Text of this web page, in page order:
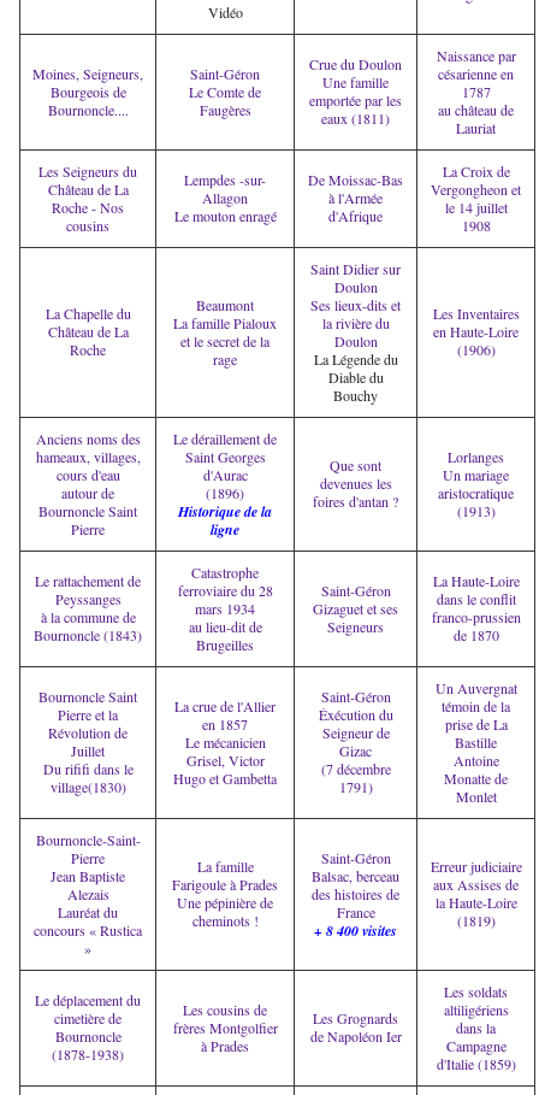
Vidéo
Moines, Seigneurs,
Bourgeois de
Bournoncle....
Saint-Géron
Le Comte de
Faugères
Crue du Doulon
Une famille
emportée par les
eaux (1811)
Naissance par
césarienne en
1787
au château de
Lauriat
Les Seigneurs du
Château de La
Roche - Nos
cousins
Lempdes -sur-
Allagon
Le mouton enragé
De Moissac-Bas
à l'Armée
d'Afrique
La Croix de
Vergongheon et
le 14 juillet
1908
La Chapelle du
Château de La
Roche
Beaumont
La famille Pialoux
et le secret de la
rage
Saint Didier sur
Doulon
Ses lieux-dits et
la rivière du
Doulon
La Légende du
Diable du
Bouchy
Les Inventaires
en Haute-Loire
(1906)
Anciens noms des
hameaux, villages,
cours d'eau
autour de
Bournoncle Saint
Pierre
Le déraillement de
Saint Georges
d'Aurac
(1896)
Historique de la
ligne
Que sont
devenues les
foires d'antan ?
Lorlanges
Un mariage
aristocratique
(1913)
Le rattachement de
Peyssanges
à la commune de
Bournoncle (1843)
Catastrophe
ferroviaire du 28
mars 1934
au lieu-dit de
Brugeilles
Saint-Géron
Gizaguet et ses
Seigneurs
La Haute-Loire
dans le conflit
franco-prussien
de 1870
Bournoncle Saint
Pierre et la
Révolution de
Juillet
Du rififi dans le
village(1830)
La crue de l'Allier
en 1857
Le mécanicien
Grisel, Victor
Hugo et Gambetta
Saint-Géron
Éxécution du
Seigneur de
Gizac
(7 décembre
1791)
Un Auvergnat
témoin de la
prise de La
Bastille
Antoine
Monatte de
Monlet
Bournoncle-Saint-
Pierre
Jean Baptiste
Alezais
Lauréat du
concours « Rustica
»
La famille
Farigoule à Prades
Une pépinière de
cheminots !
Saint-Géron
Balsac, berceau
des histoires de
France
+ 8 400 visites
Erreur judiciaire
aux Assises de
la Haute-Loire
(1819)
Le déplacement du
cimetière de
Bournoncle
(1878-1938)
Les cousins de
frères Montgolfier
à Prades
Les Grognards
de Napoléon Ier
Les soldats
altiligériens
dans la
Campagne
d'Italie (1859)